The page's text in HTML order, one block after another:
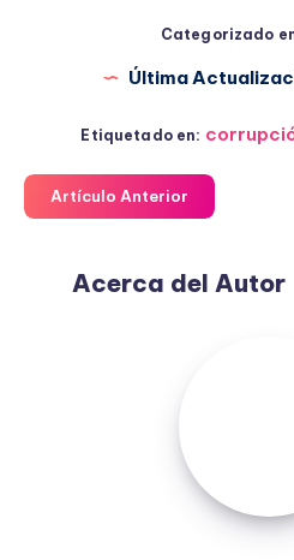
Categorizado
Última
Etiquetado en:
Artículo Anterior
Acerca del Autor